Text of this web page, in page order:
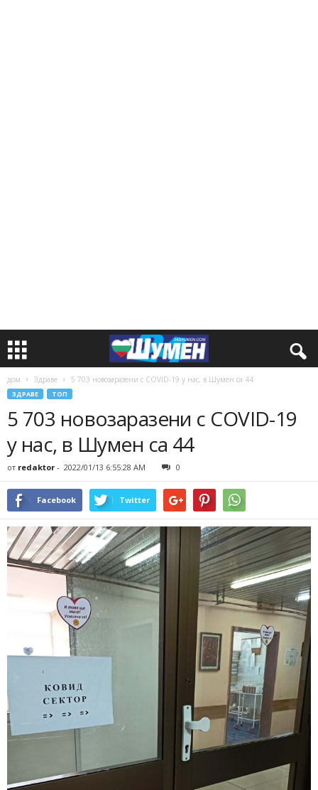
дом Здраве 5 703 новозаразени с COVID-19 у нас, в Шумен са 44
ЗДРАВЕ ТОП
5 703 новозаразени с COVID-19
у нас, в Шумен са 44
от redaktor - 2022/01/13 6:55:28 AM 0
Facebook Twitter